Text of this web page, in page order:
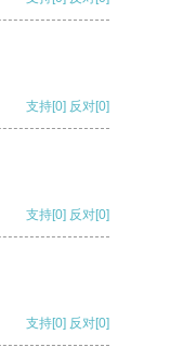
支持[0] 反对[0]
支持[0] 反对[0]
支持[0] 反对[0]